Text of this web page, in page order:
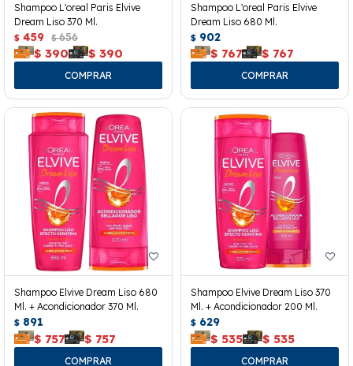
Shampoo L'oreal Paris Elvive
Dream Liso 370 Ml.
$ 459 $ 656
$ 390 $ 390
Shampoo L'oreal Paris Elvive
Dream Liso 680 Ml.
$ 902
$ 767 $ 767
Shampoo Elvive Dream Liso 680
Ml. + Acondicionador 370 Ml.
$ 891
$ 757 $ 757
Shampoo Elvive Dream Liso 370
Ml. + Acondicionador 200 Ml.
$ 629
$ 535 $ 535